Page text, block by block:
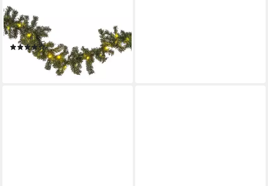
LED-Girlande F-H-S
Tannengirlande 270 cm für
außen warmweiße Lichter
(2)
38,58 €
lieferbar - in 2-3 Werktagen bei dir